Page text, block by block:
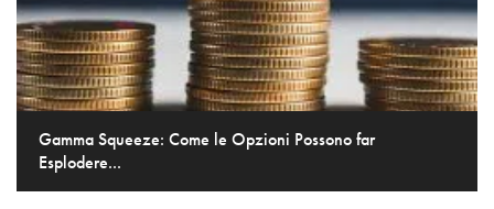
Gamma Squeeze: Come le Opzioni Possono far
Esplodere...